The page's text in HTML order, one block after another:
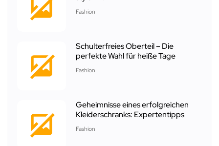
Fashion
Schulterfreies Oberteil – Die
perfekte Wahl für heiße Tage
Fashion
Geheimnisse eines erfolgreichen
Kleiderschranks: Expertentipps
Fashion